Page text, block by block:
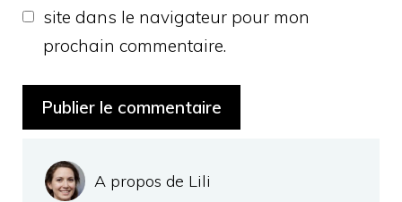
site dans le navigateur pour mon
prochain commentaire.
A propos de Lili